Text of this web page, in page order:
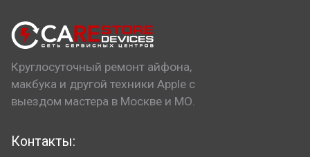
Круглосуточный ремонт айфона,
макбука и другой техники Apple с
выездом мастера в Москве и МО.
Контакты: